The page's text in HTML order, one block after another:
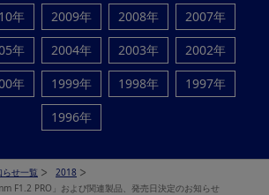
年 2009年 2008年
2007年
年 2004年 2003年
2002年
年 1999年 1998年
1997年
1996年
らせ一覧
2018
F1.2 PRO」および関連製品、発売日決定のお知らせ